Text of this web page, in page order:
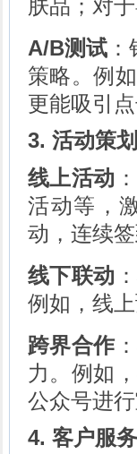
肤品；对
A/B测试
策略。例
更能吸引
3. 活动策
线上活动
活动等，
动，连续
线下联动
例如，线
跨界合作
力。例如
公众号进行
4. 客户服